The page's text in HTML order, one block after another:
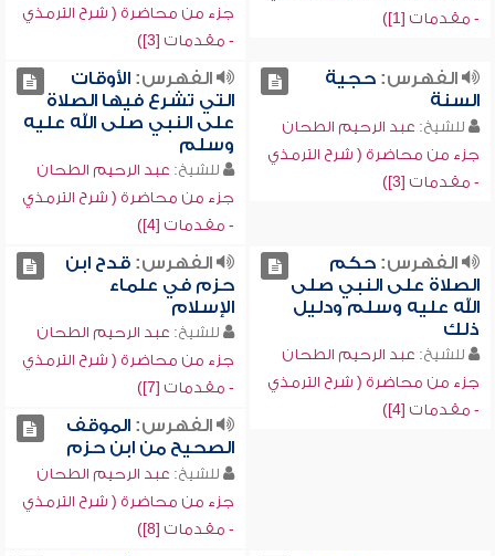
- مقدمات [1])
جزء من محاضرة ( شرح الترمذي
- مقدمات [3])
الفهرس:حجية
السنة
للشيخ: عبد الرحيم الطحان
جزء من محاضرة ( شرح الترمذي
- مقدمات [3])
الفهرس:الأوقات
التي تشرع فيها الصلاة
على النبي صلى الله عليه
وسلم
للشيخ: عبد الرحيم الطحان
جزء من محاضرة ( شرح الترمذي
- مقدمات [4])
الفهرس:حكم
الصلاة على النبي صلى
الله عليه وسلم ودليل
ذلك
للشيخ: عبد الرحيم الطحان
جزء من محاضرة ( شرح الترمذي
- مقدمات [4])
الفهرس:قدح ابن
حزم في علماء
الإسلام
للشيخ: عبد الرحيم الطحان
جزء من محاضرة ( شرح الترمذي
- مقدمات [7])
الفهرس:الموقف
الصحيح من ابن حزم
للشيخ: عبد الرحيم الطحان
جزء من محاضرة ( شرح الترمذي
- مقدمات [8])